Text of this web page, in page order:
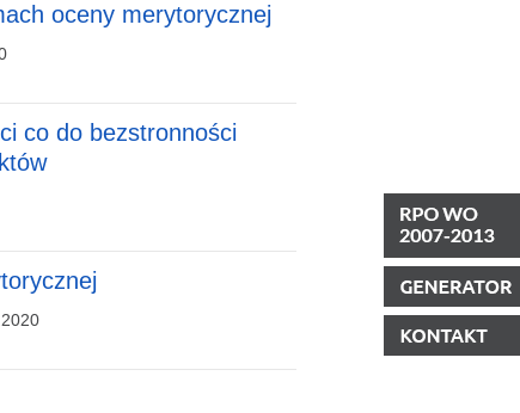
oceny merytorycznej
co do bezstronności